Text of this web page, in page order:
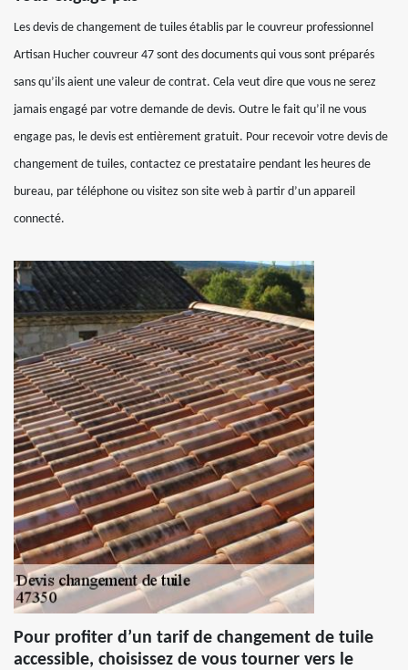
Les devis de changement de tuiles établis par le couvreur professionnel
Artisan Hucher couvreur 47 sont des documents qui vous sont préparés
sans qu’ils aient une valeur de contrat. Cela veut dire que vous ne serez
jamais engagé par votre demande de devis. Outre le fait qu’il ne vous
engage pas, le devis est entièrement gratuit. Pour recevoir votre devis de
changement de tuiles, contactez ce prestataire pendant les heures de
bureau, par téléphone ou visitez son site web à partir d’un appareil
connecté.
Pour profiter d’un tarif de changement de tuile
accessible, choisissez de vous tourner vers le